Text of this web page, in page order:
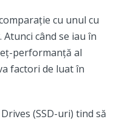
cu unul cu
când se iau în
performanță al
factori de luat în
(SSD-uri) tind să